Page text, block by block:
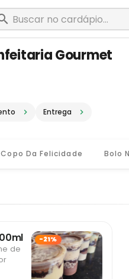
Gourmet
Dumont -
Entrega
Copo Da Felicidade Bolo
de
-21%